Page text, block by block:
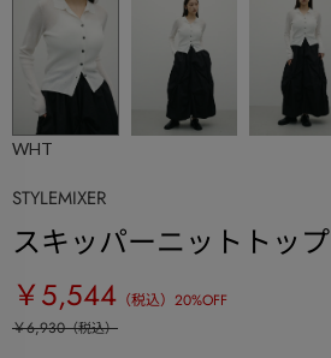
WHT
STYLEMIXER
スキッパーニットトップ
￥5,544 （税込） 20%OFF
￥6,930（税込）